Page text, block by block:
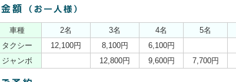
車種 2名 3名 4名 5名
タクシー
12,100円 8,100円
6,100円
ジャンボ
12,800円 9,600円 7,700円